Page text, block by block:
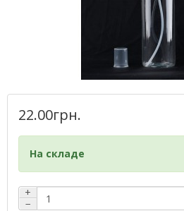
22.00грн.
На складе
+
−